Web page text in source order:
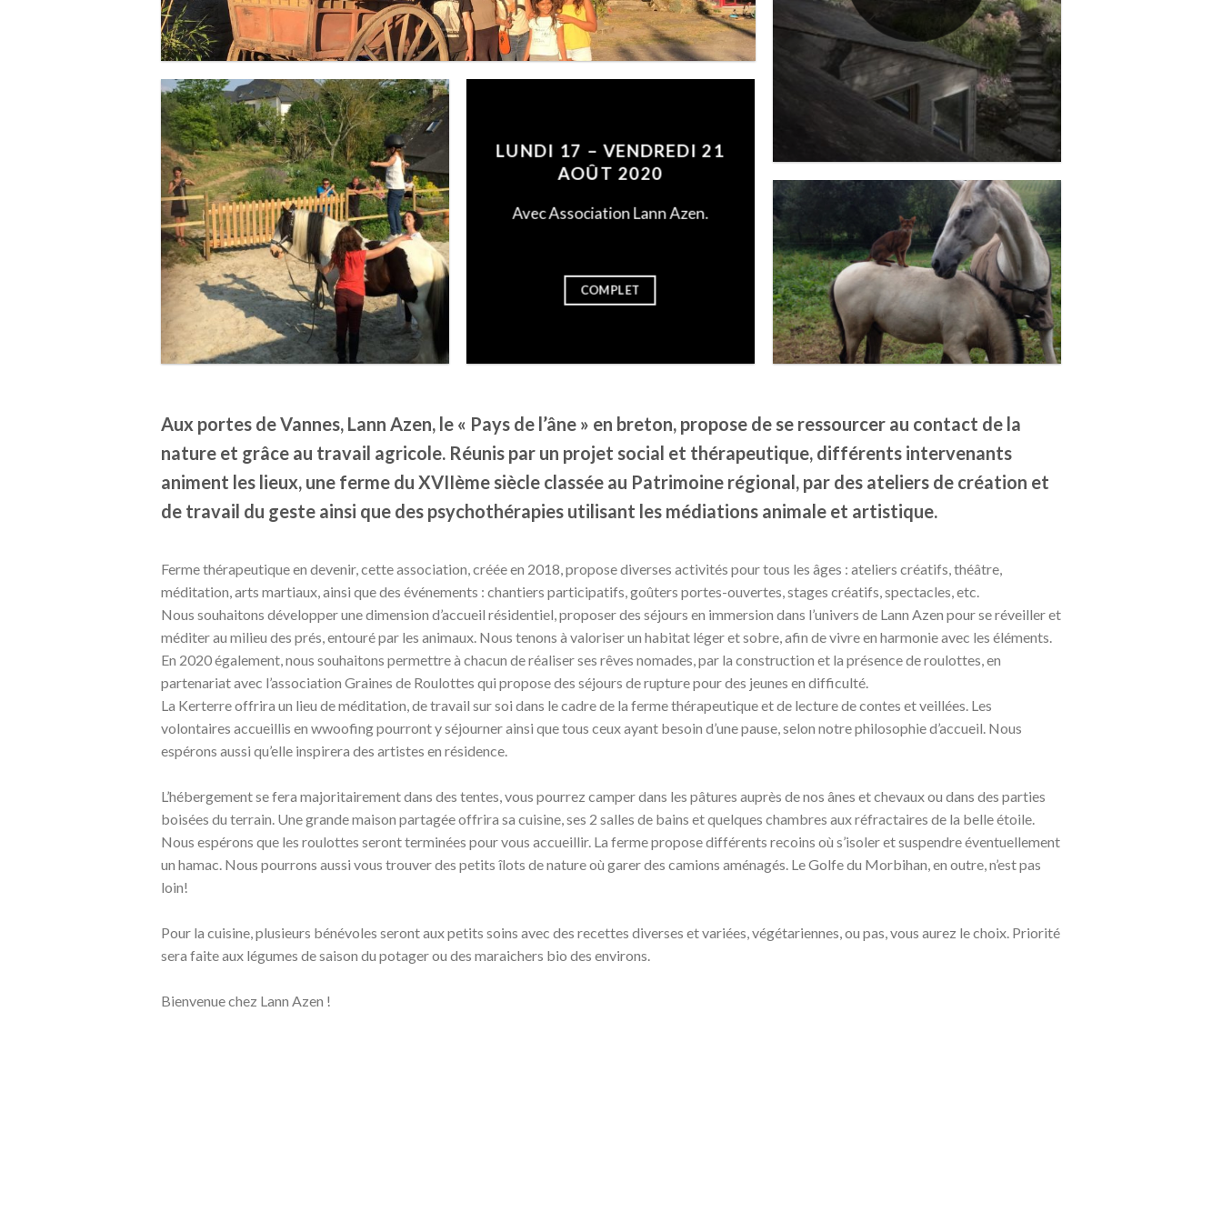
LUNDI 17 – VENDREDI 21
AOÛT 2020
Avec Association Lann Azen.
COMPLET
Aux portes de Vannes, Lann Azen, le « Pays de l’âne » en breton, propose de se ressourcer au contact de la
nature et grâce au travail agricole. Réunis par un projet social et thérapeutique, différents intervenants
animent les lieux, une ferme du XVIIème siècle classée au Patrimoine régional, par des ateliers de création et
de travail du geste ainsi que des psychothérapies utilisant les médiations animale et artistique.
Ferme thérapeutique en devenir, cette association, créée en 2018, propose diverses activités pour tous les âges : ateliers créatifs, théâtre,
méditation, arts martiaux, ainsi que des événements : chantiers participatifs, goûters portes-ouvertes, stages créatifs, spectacles, etc.
Nous souhaitons développer une dimension d’accueil résidentiel, proposer des séjours en immersion dans l’univers de Lann Azen pour se réveiller et
méditer au milieu des prés, entouré par les animaux. Nous tenons à valoriser un habitat léger et sobre, afin de vivre en harmonie avec les éléments.
En 2020 également, nous souhaitons permettre à chacun de réaliser ses rêves nomades, par la construction et la présence de roulottes, en
partenariat avec l’association Graines de Roulottes qui propose des séjours de rupture pour des jeunes en difficulté.
La Kerterre offrira un lieu de méditation, de travail sur soi dans le cadre de la ferme thérapeutique et de lecture de contes et veillées. Les
volontaires accueillis en wwoofing pourront y séjourner ainsi que tous ceux ayant besoin d’une pause, selon notre philosophie d’accueil. Nous
espérons aussi qu’elle inspirera des artistes en résidence.
L’hébergement se fera majoritairement dans des tentes, vous pourrez camper dans les pâtures auprès de nos ânes et chevaux ou dans des parties
boisées du terrain. Une grande maison partagée offrira sa cuisine, ses 2 salles de bains et quelques chambres aux réfractaires de la belle étoile.
Nous espérons que les roulottes seront terminées pour vous accueillir. La ferme propose différents recoins où s’isoler et suspendre éventuellement
un hamac. Nous pourrons aussi vous trouver des petits îlots de nature où garer des camions aménagés. Le Golfe du Morbihan, en outre, n’est pas
loin!
Pour la cuisine, plusieurs bénévoles seront aux petits soins avec des recettes diverses et variées, végétariennes, ou pas, vous aurez le choix. Priorité
sera faite aux légumes de saison du potager ou des maraichers bio des environs.
Bienvenue chez Lann Azen !